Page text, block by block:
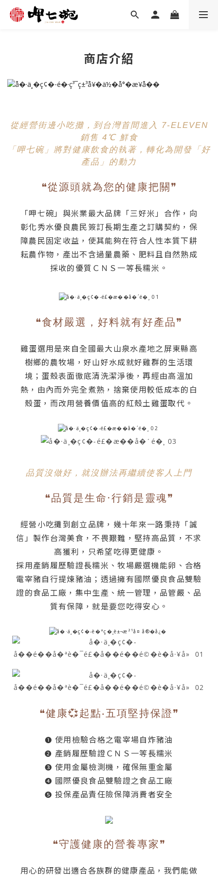
商店介紹
從經營街邊小吃攤，到台灣首間進入 7-ELEVEN
銷售 4℃ 鮮食
「呷七碗」將對健康飲食的執著，轉化為開發「好
產品」的動力
❝從源頭就為您的健康把關❞
「呷七碗」與米業最大品牌「三好米」合作，向
彰化秀水優良農民簽訂長期生產之訂購契約，保
障農民固定收益，使其能夠在符合人性本質下耕
耘農作物，產出不含過量農藥、肥料且自然熟成
採收的優質ＣＮＳ一等長糯米。
❝食材嚴選，好料就有好產品❞
雞蛋選用是來自全國最大山泉水產地之屏東縣高
樹鄉的農牧場，好山好水成就好雞群的生活環
境；蛋殼表面徹底清洗潔淨後，再經由高溫加
熱，由內而外完全煮熟，捨棄使用較低成本的白
殼蛋，而改用營養價值高的紅殼土雞蛋取代。
品質沒做好，就沒辦法再繼續使客人上門
❝品質是生命‧行銷是靈魂❞
經營小吃攤到創立品牌，幾十年來一路秉持「誠
信」製作台灣美食，不畏艱難，堅持高品質，不求
高獲利，只希望吃得更健康。
採用產銷履歷驗證長糯米、牧場嚴選機能卵、合格
電宰豬自行提煉豬油；透過擁有國際優良食品雙驗
證的食品工廠，集中生產、統一管理，品管嚴、品
質有保障，就是要您吃得安心。
❝健康💞起點‧五項堅持保證❞
❶ 使用檢驗合格之電宰場自炸豬油
❷ 產銷履歷驗證ＣＮＳ一等長糯米
❸ 使用金屬檢測機，確保無重金屬
❹ 國際優良食品雙驗證之食品工廠
❺ 投保產品責任險保障消費者安全
❝守護健康的營養專家❞
用心的研發出適合各族群的健康產品，我們能做